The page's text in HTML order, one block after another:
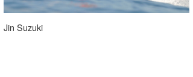
Jin Suzuki